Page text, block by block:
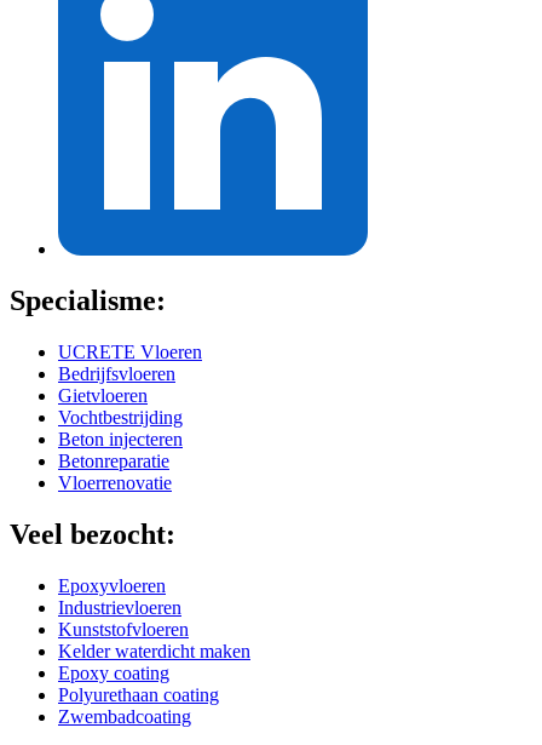
Specialisme:
UCRETE Vloeren
Bedrijfsvloeren
Gietvloeren
Vochtbestrijding
Beton injecteren
Betonreparatie
Vloerrenovatie
Veel bezocht:
Epoxyvloeren
Industrievloeren
Kunststofvloeren
Kelder waterdicht maken
Epoxy coating
Polyurethaan coating
Zwembadcoating